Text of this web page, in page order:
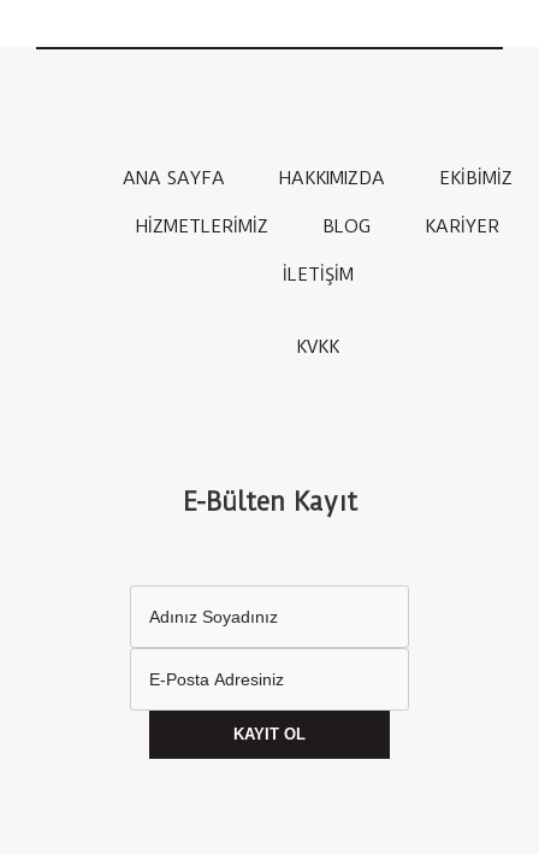
ANA SAYFA HAKKIMIZDA EKİBİMİZ
HİZMETLERİMİZ BLOG KARİYER
İLETİŞİM
KVKK
E-Bülten Kayıt
KAYIT OL